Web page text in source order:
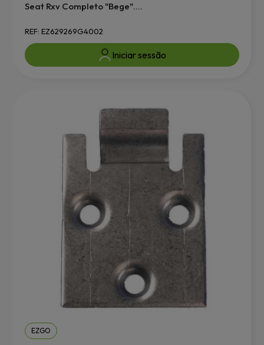
Seat Rxv Completo "Bege"....
REF: EZ629269G4002
Iniciar sessão
EZGO